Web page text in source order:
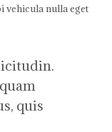
vehicula nulla eget
quis